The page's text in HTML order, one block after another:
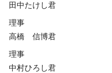
田中たけし君
理事
高橋 信博君
理事
中村ひろし君